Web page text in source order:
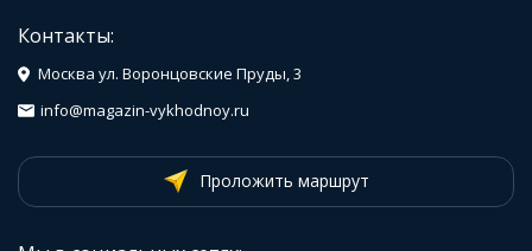
Контакты:
Москва ул. Воронцовские Пруды, 3
info@magazin-vykhodnoy.ru
Проложить маршрут